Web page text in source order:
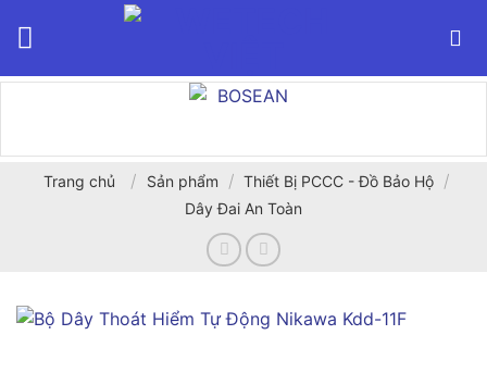
Trang chủ / Sản phẩm / Thiết Bị PCCC - Đồ Bảo Hộ /
Dây Đai An Toàn